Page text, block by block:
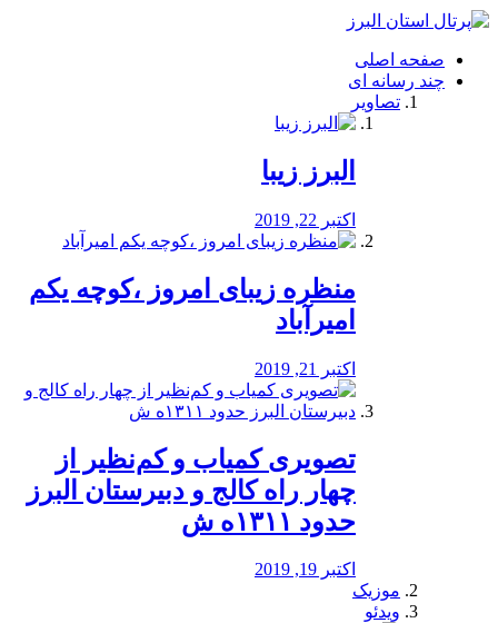
فصد
شرق
تهران
خشکشویی
صفحه اصلی
چند رسانه ای
تصاویر
البرز زیبا
اکتبر 22, 2019
منظره‌‌ زیبای امروز ،کوچه یکم
امیرآباد
اکتبر 21, 2019
️تصویری کمیاب و کم‌نظیر از
چهار راه كالج و دبيرستان البرز
حدود ۱۳۱۱ه ش
اکتبر 19, 2019
موزیک
ویدئو